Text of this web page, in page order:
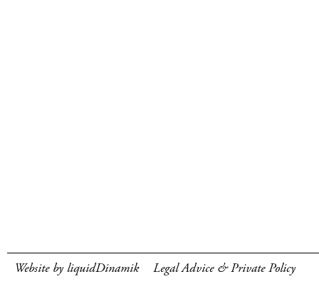
Website by liquidDinamik Legal Advice & Private Policy